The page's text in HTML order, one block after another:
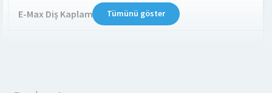
E-Max Diş Kaplama Tümünü göster